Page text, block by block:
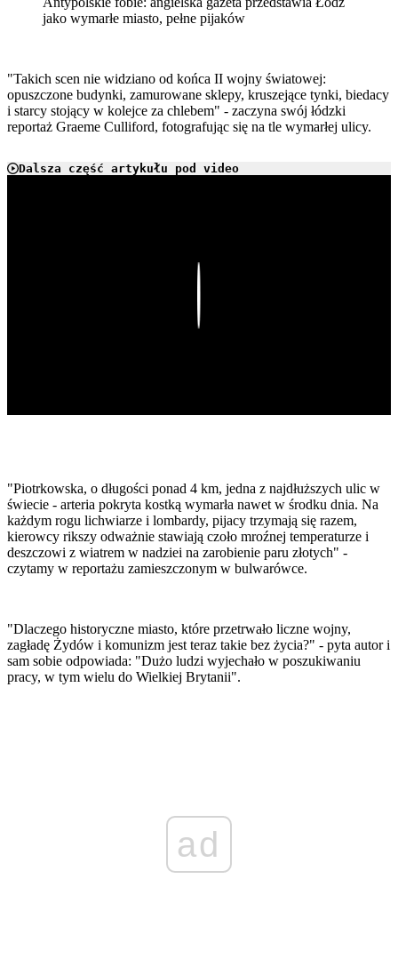
jako wymarłe miasto, pełne pijaków
"Takich scen nie widziano od końca II wojny światowej:
opuszczone budynki, zamurowane sklepy, kruszejące tynki, biedacy
i starcy stojący w kolejce za chlebem" - zaczyna swój łódzki
reportaż Graeme Culliford, fotografując się na tle wymarłej ulicy.
Dalsza część artykułu pod video
"Piotrkowska, o długości ponad 4 km, jedna z najdłuższych ulic w
świecie - arteria pokryta kostką wymarła nawet w środku dnia. Na
każdym rogu lichwiarze i lombardy, pijacy trzymają się razem,
kierowcy rikszy odważnie stawiają czoło mroźnej temperaturze i
deszczowi z wiatrem w nadziei na zarobienie paru złotych" -
czytamy w reportażu zamieszczonym w bulwarówce.
"Dlaczego historyczne miasto, które przetrwało liczne wojny,
zagładę Żydów i komunizm jest teraz takie bez życia?" - pyta autor i
sam sobie odpowiada: "Dużo ludzi wyjechało w poszukiwaniu
pracy, w tym wielu do Wielkiej Brytanii".
ad